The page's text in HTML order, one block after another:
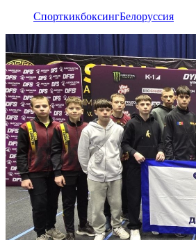
СпорткикбоксингБелоруссия